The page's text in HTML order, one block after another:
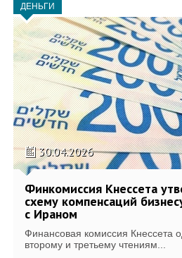
ДЕНЬГИ
30.04.2026
Финкомиссия Кнессета
схему компенсаций
с Ираном
Финансовая комиссия Кнессета
второму и третьему чтениям...